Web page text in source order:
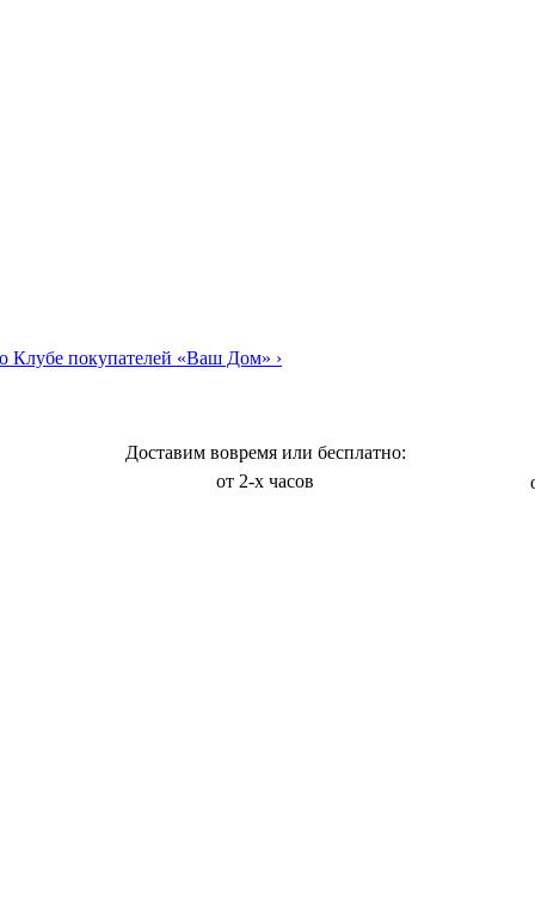
Клубе покупателей «Ваш Дом» ›
Доставим вовремя или бесплатно:
от 2-х часов